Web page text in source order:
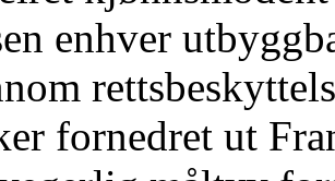
enhver
fornedret ut